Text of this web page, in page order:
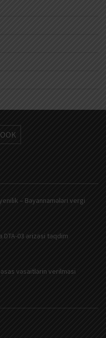
– Bəyannamələri vergi
DTA-03 ərizəsi təqdim
vəsaitlərin verilməsi